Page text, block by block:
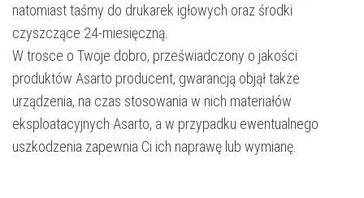
natomiast taśmy do drukarek igłowych oraz środki
czyszczące 24-miesięczną.
W trosce o Twoje dobro, przeświadczony o jakości
produktów Asarto producent, gwarancją objął także
urządzenia, na czas stosowania w nich materiałów
eksploatacyjnych Asarto, a w przypadku ewentualnego
uszkodzenia zapewnia Ci ich naprawę lub wymianę.